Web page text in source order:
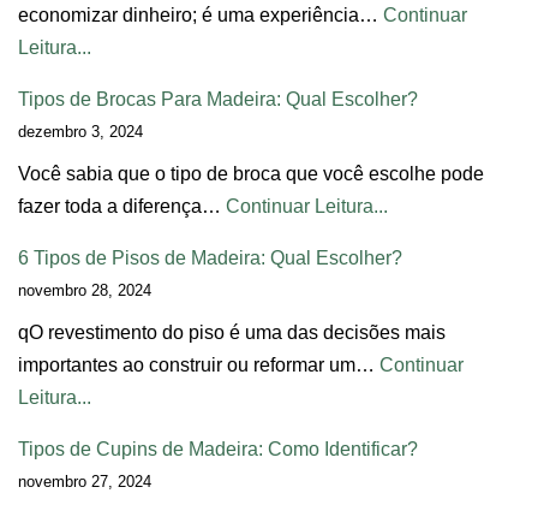
economizar dinheiro; é uma experiência… Continuar
Leitura...
Tipos de Brocas Para Madeira: Qual Escolher?
dezembro 3, 2024
Você sabia que o tipo de broca que você escolhe pode
fazer toda a diferença… Continuar Leitura...
6 Tipos de Pisos de Madeira: Qual Escolher?
novembro 28, 2024
qO revestimento do piso é uma das decisões mais
importantes ao construir ou reformar um… Continuar
Leitura...
Tipos de Cupins de Madeira: Como Identificar?
novembro 27, 2024